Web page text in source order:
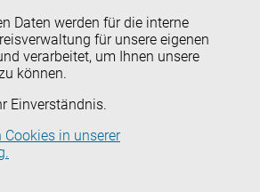
Daten werden für die interne
für unsere eigenen
verarbeitet, um Ihnen unsere
können.
Einverständnis.
Cookies in unserer